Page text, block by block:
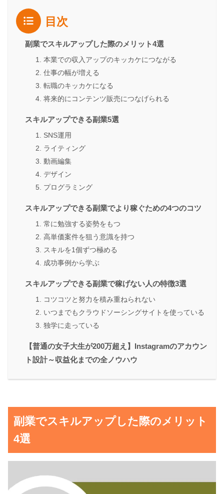
目次
副業でスキルアップした際のメリット4選
1. 本業での収入アップのキッカケにつながる
2. 仕事の幅が増える
3. 転職のキッカケになる
4. 将来的にコンテンツ販売につなげられる
スキルアップできる副業5選
1. SNS運用
2. ライティング
3. 動画編集
4. デザイン
5. プログラミング
スキルアップできる副業でより稼ぐための4つのコツ
1. 常に勉強する姿勢をもつ
2. 高単価案件を狙う意識を持つ
3. スキルを1個ずつ極める
4. 成功事例から学ぶ
スキルアップできる副業で稼げない人の特徴3選
1. コツコツと努力を積み重ねられない
2. いつまでもクラウドソーシングサイトを使っている
3. 独学に走っている
【普通の女子大生が200万超え】Instagramのアカウン
ト設計～収益化までの全ノウハウ
副業でスキルアップした際のメリット
4選